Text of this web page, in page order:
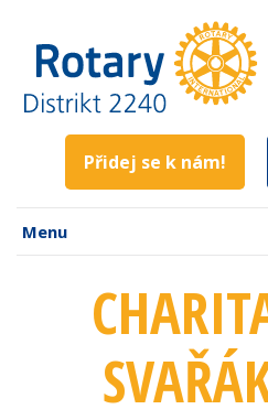
Přidej se k nám!
Menu